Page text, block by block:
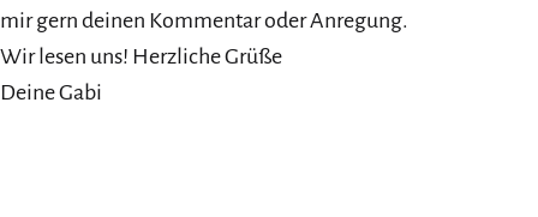
mir gern deinen Kommentar oder Anregung.
Wir lesen uns! Herzliche Grüße
Deine Gabi